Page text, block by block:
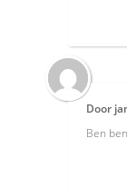
Door
Ben